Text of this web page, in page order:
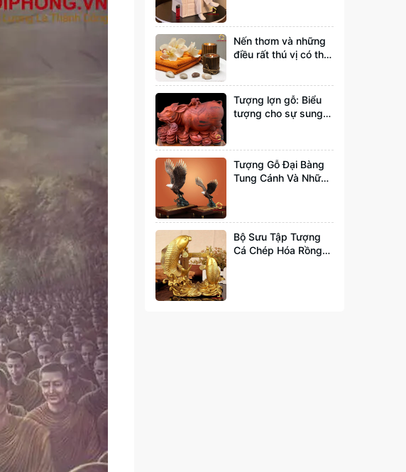
Nến thơm và những
điều rất thú vị có thể
Tượng lợn gỗ: Biểu
tượng cho sự sung
Tượng Gỗ Đại Bàng
Tung Cánh Và Những
Bộ Sưu Tập Tượng
Cá Chép Hóa Rồng